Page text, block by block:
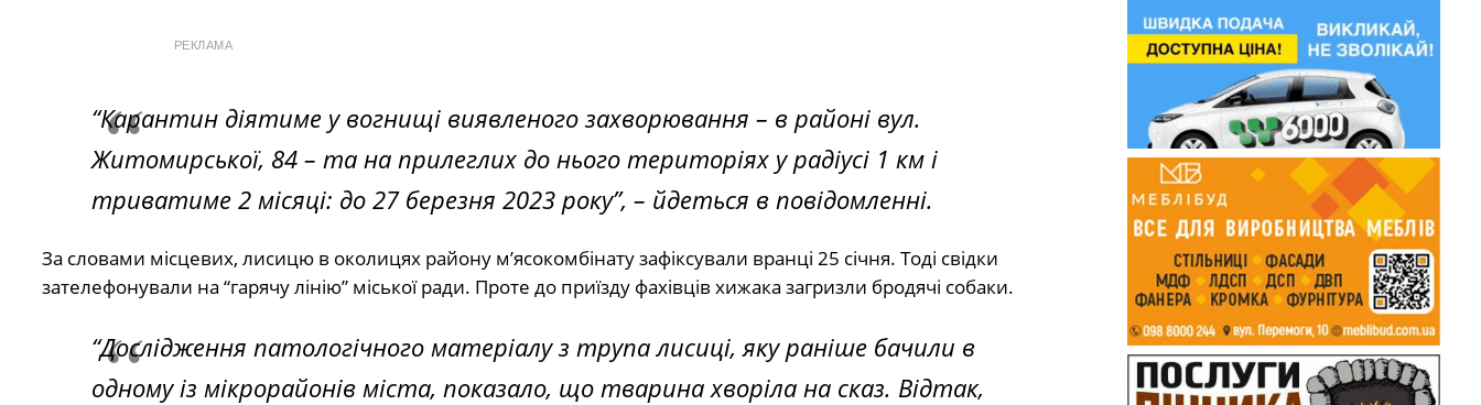
РЕКЛАМА
“Карантин діятиме у вогнищі виявленого захворювання – в районі вул.
Житомирської, 84 – та на прилеглих до нього територіях у радіусі 1 км і
триватиме 2 місяці: до 27 березня 2023 року”, – йдеться в повідомленні.
За словами місцевих, лисицю в околицях району м’ясокомбінату зафіксували вранці 25 січня. Тоді свідки
зателефонували на “гарячу лінію” міської ради. Проте до приїзду фахівців хижака загризли бродячі собаки.
“Дослідження патологічного матеріалу з трупа лисиці, яку раніше бачили в
одному із мікрорайонів міста, показало, що тварина хворіла на сказ. Відтак,